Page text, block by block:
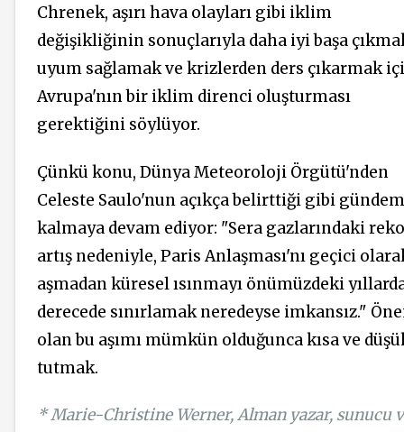
Chrenek, aşırı hava olayları gibi iklim
değişikliğinin sonuçlarıyla daha iyi başa
uyum sağlamak ve krizlerden ders çıkarmak
Avrupa'nın bir iklim direnci oluşturması
gerektiğini söylüyor.
Çünkü konu, Dünya Meteoroloji Örgütü'nden
Celeste Saulo'nun açıkça belirttiği gibi
kalmaya devam ediyor: "Sera gazlarındaki
artış nedeniyle, Paris Anlaşması'nı geçici
aşmadan küresel ısınmayı önümüzdeki
derecede sınırlamak neredeyse imkansız."
olan bu aşımı mümkün olduğunca kısa ve
tutmak.
* Marie-Christine Werner, Alman yazar, sunucu